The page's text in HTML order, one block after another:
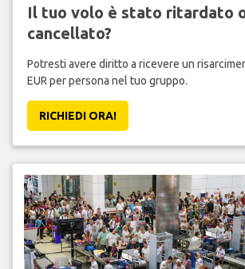
Il tuo volo è stato ritardato
cancellato?
Potresti avere diritto a ricevere un
EUR per persona nel tuo gruppo.
RICHIEDI ORA!